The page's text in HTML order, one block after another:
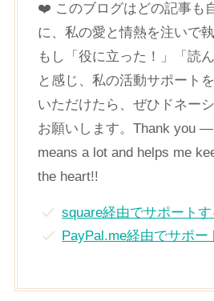
❤️ このブログはどの記事も
に、私の愛と情熱を注いで
もし「役に立った！」「読
と感じ、私の活動サポート
いただけたら、ぜひドネー
お願いします。Thank you
means a lot and helps me
the heart!!
square経由でサポートす
PayPal.me経由でサポー